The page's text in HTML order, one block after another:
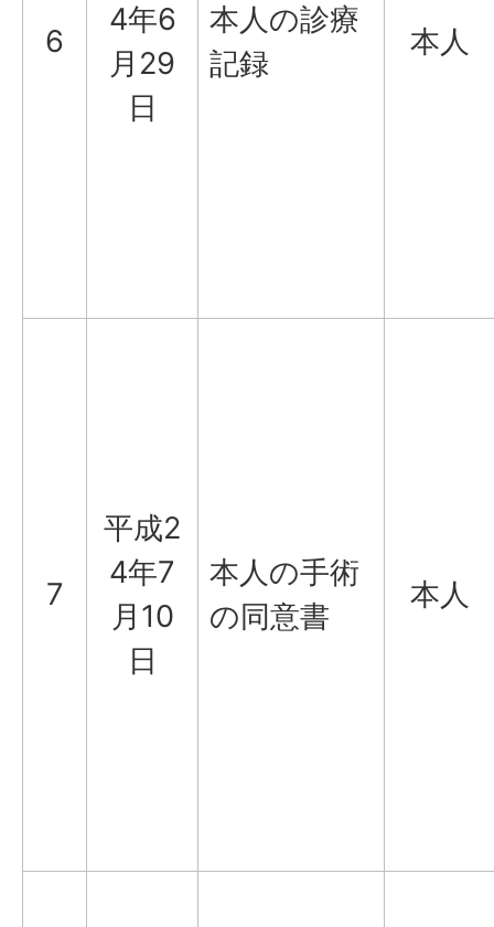
6
4年6
月29
日
本人の診療
記録
本人
7
平成2
4年7
月10
日
本人の手術
の同意書
本人